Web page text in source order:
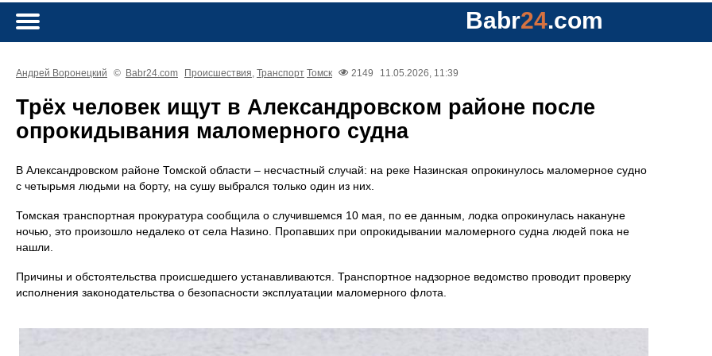
Babr24.com
Андрей Воронецкий © Babr24.com Происшествия, Транспорт Томск 2149 11.05.2026, 11:39
Трёх человек ищут в Александровском районе после
опрокидывания маломерного судна
В Александровском районе Томской области – несчастный случай: на реке Назинская опрокинулось маломерное судно
с четырьмя людьми на борту, на сушу выбрался только один из них.
Томская транспортная прокуратура сообщила о случившемся 10 мая, по ее данным, лодка опрокинулась накануне
ночью, это произошло недалеко от села Назино. Пропавших при опрокидывании маломерного судна людей пока не
нашли.
Причины и обстоятельства происшедшего устанавливаются. Транспортное надзорное ведомство проводит проверку
исполнения законодательства о безопасности эксплуатации маломерного флота.